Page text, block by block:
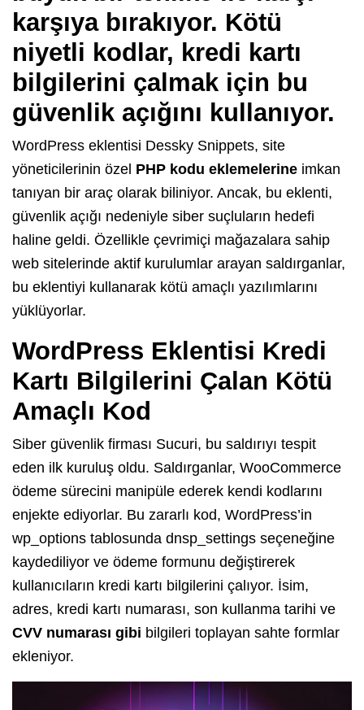
karşıya bırakıyor. Kötü
niyetli kodlar, kredi kartı
bilgilerini çalmak için bu
güvenlik açığını kullanıyor.
WordPress eklentisi Dessky Snippets, site
yöneticilerinin özel PHP kodu eklemelerine imkan
tanıyan bir araç olarak biliniyor. Ancak, bu eklenti,
güvenlik açığı nedeniyle siber suçluların hedefi
haline geldi. Özellikle çevrimiçi mağazalara sahip
web sitelerinde aktif kurulumlar arayan saldırganlar,
bu eklentiyi kullanarak kötü amaçlı yazılımlarını
yüklüyorlar.
WordPress Eklentisi Kredi
Kartı Bilgilerini Çalan Kötü
Amaçlı Kod
Siber güvenlik firması Sucuri, bu saldırıyı tespit
eden ilk kuruluş oldu. Saldırganlar, WooCommerce
ödeme sürecini manipüle ederek kendi kodlarını
enjekte ediyorlar. Bu zararlı kod, WordPress’in
wp_options tablosunda dnsp_settings seçeneğine
kaydediliyor ve ödeme formunu değiştirerek
kullanıcıların kredi kartı bilgilerini çalıyor. İsim,
adres, kredi kartı numarası, son kullanma tarihi ve
CVV numarası gibi bilgileri toplayan sahte formlar
ekleniyor.